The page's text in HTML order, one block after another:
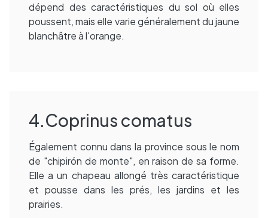
dépend des caractéristiques du sol où elles
poussent, mais elle varie généralement du jaune
blanchâtre à l'orange.
4.Coprinus comatus
Également connu dans la province sous le nom
de "chipirón de monte", en raison de sa forme.
Elle a un chapeau allongé très caractéristique
et pousse dans les prés, les jardins et les
prairies.